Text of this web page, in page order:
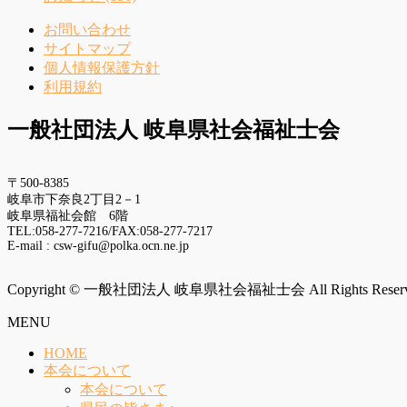
お問い合わせ
サイトマップ
個人情報保護方針
利用規約
一般社団法人 岐阜県社会福祉士会
〒500-8385
岐阜市下奈良2丁目2－1
岐阜県福祉会館 6階
TEL:058-277-7216/FAX:058-277-7217
E-mail : csw-gifu@polka.ocn.ne.jp
Copyright © 一般社団法人 岐阜県社会福祉士会 All Rights
MENU
HOME
本会について
本会について